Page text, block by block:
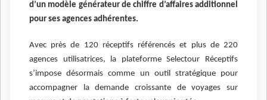
d’un modèle générateur de chiffre d’affaires additionnel
pour ses agences adhérentes.
Avec près de 120 réceptifs référencés et plus de 220
agences utilisatrices, la plateforme Selectour Réceptifs
s’impose désormais comme un outil stratégique pour
accompagner la demande croissante de voyages sur